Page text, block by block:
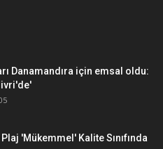
Danamandıra için emsal oldu:
'Mükemmel' Kalite Sınıfında